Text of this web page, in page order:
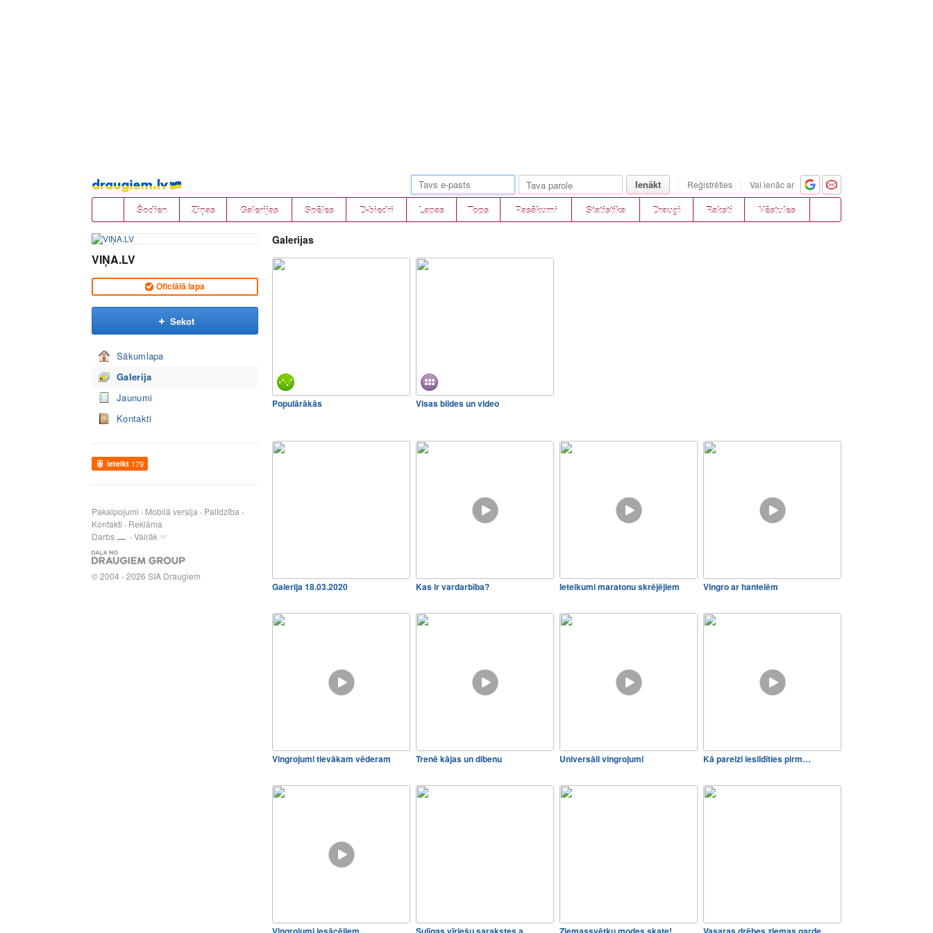
Pāriet
uz
saturu
Ienākt Reģistrēties Vai ienāc ar
Šodien Ziņas Galerijas Spēles D-biedri Lapas Tops Pasākumi Statistika Draugi Raksti Vēstules
VIŅA.LV
Oficiālā lapa
Sekot
Sākumlapa
Galerija
Jaunumi
Kontakti
Ieteikt 179
Pakalpojumi Mobilā versija
Palīdzība
Kontakti
Reklāma
Darbs
Vairāk
© 2004 - 2026 SIA Draugiem
Galerijas
Populārākās Visas bildes un video
Galerija 18.03.2020 Kas ir vardarbība? Ieteikumi maratonu skrējējiem Vingro ar hantelēm
Vingrojumi tievākam vēderam Trenē kājas un dibenu Universāli vingrojumi Kā pareizi iesildīties pirm…